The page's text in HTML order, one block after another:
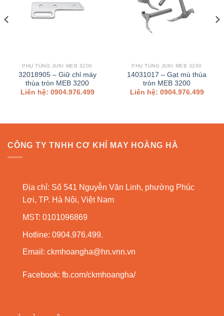
PHỤ TÙNG JUKI MEB 3200
32018905 – Giữ chỉ máy
thùa tròn MEB 3200
Liên hệ: 0904.976.499
PHỤ TÙNG JUKI MEB 3200
14031017 – Gạt mù thùa
tròn MEB 3200
Liên hệ: 0904.976.499
CÔNG TY TNHH CƠ KHÍ MAY HOÀNG HÀ
Địa chỉ: Số 541 Nguyễn Văn Linh, phường Phúc
Lợi, TP. Hà Nội, Việt Nam
MST: 0101096869
Hotline: 0904.976.499.
Email: ckmhoangha@hn.vnn.vn
Facebook: fb.com/ckmhoangha/